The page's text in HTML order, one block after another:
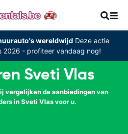
wereldwijd Deze actie
2026 - profiteer vandaag nog!
Sveti Vlas
vergelijken de aanbiedingen van
in Sveti Vlas voor u.